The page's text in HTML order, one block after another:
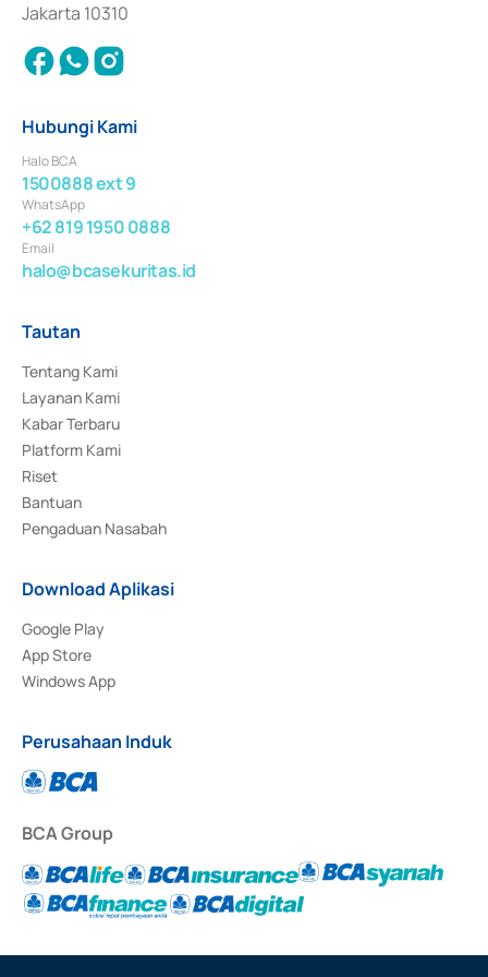
Jakarta 10310
Hubungi Kami
Halo BCA
1500888 ext 9
WhatsApp
+62 819 1950 0888
Email
halo@bcasekuritas.id
Tautan
Tentang Kami
Layanan Kami
Kabar Terbaru
Platform Kami
Riset
Bantuan
Pengaduan Nasabah
Download Aplikasi
Google Play
App Store
Windows App
Perusahaan Induk
BCA Group